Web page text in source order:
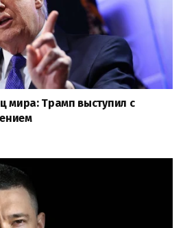
мира: Трамп выступил с